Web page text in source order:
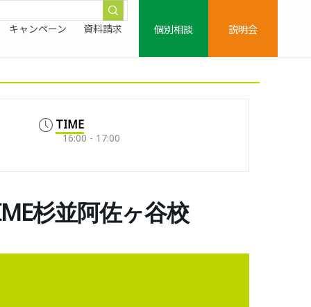
キャンペーン 資料請求 個別相談 説明会
TIME
16:00 - 17:00
杉並阿佐ヶ谷校